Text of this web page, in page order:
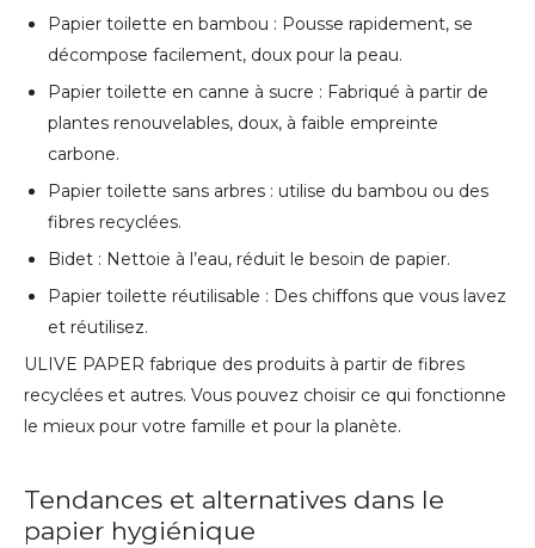
Papier toilette en bambou : Pousse rapidement, se
décompose facilement, doux pour la peau.
Papier toilette en canne à sucre : Fabriqué à partir de
plantes renouvelables, doux, à faible empreinte
carbone.
Papier toilette sans arbres : utilise du bambou ou des
fibres recyclées.
Bidet : Nettoie à l’eau, réduit le besoin de papier.
Papier toilette réutilisable : Des chiffons que vous lavez
et réutilisez.
ULIVE PAPER fabrique des produits à partir de fibres
recyclées et autres. Vous pouvez choisir ce qui fonctionne
le mieux pour votre famille et pour la planète.
Tendances et alternatives dans le
papier hygiénique